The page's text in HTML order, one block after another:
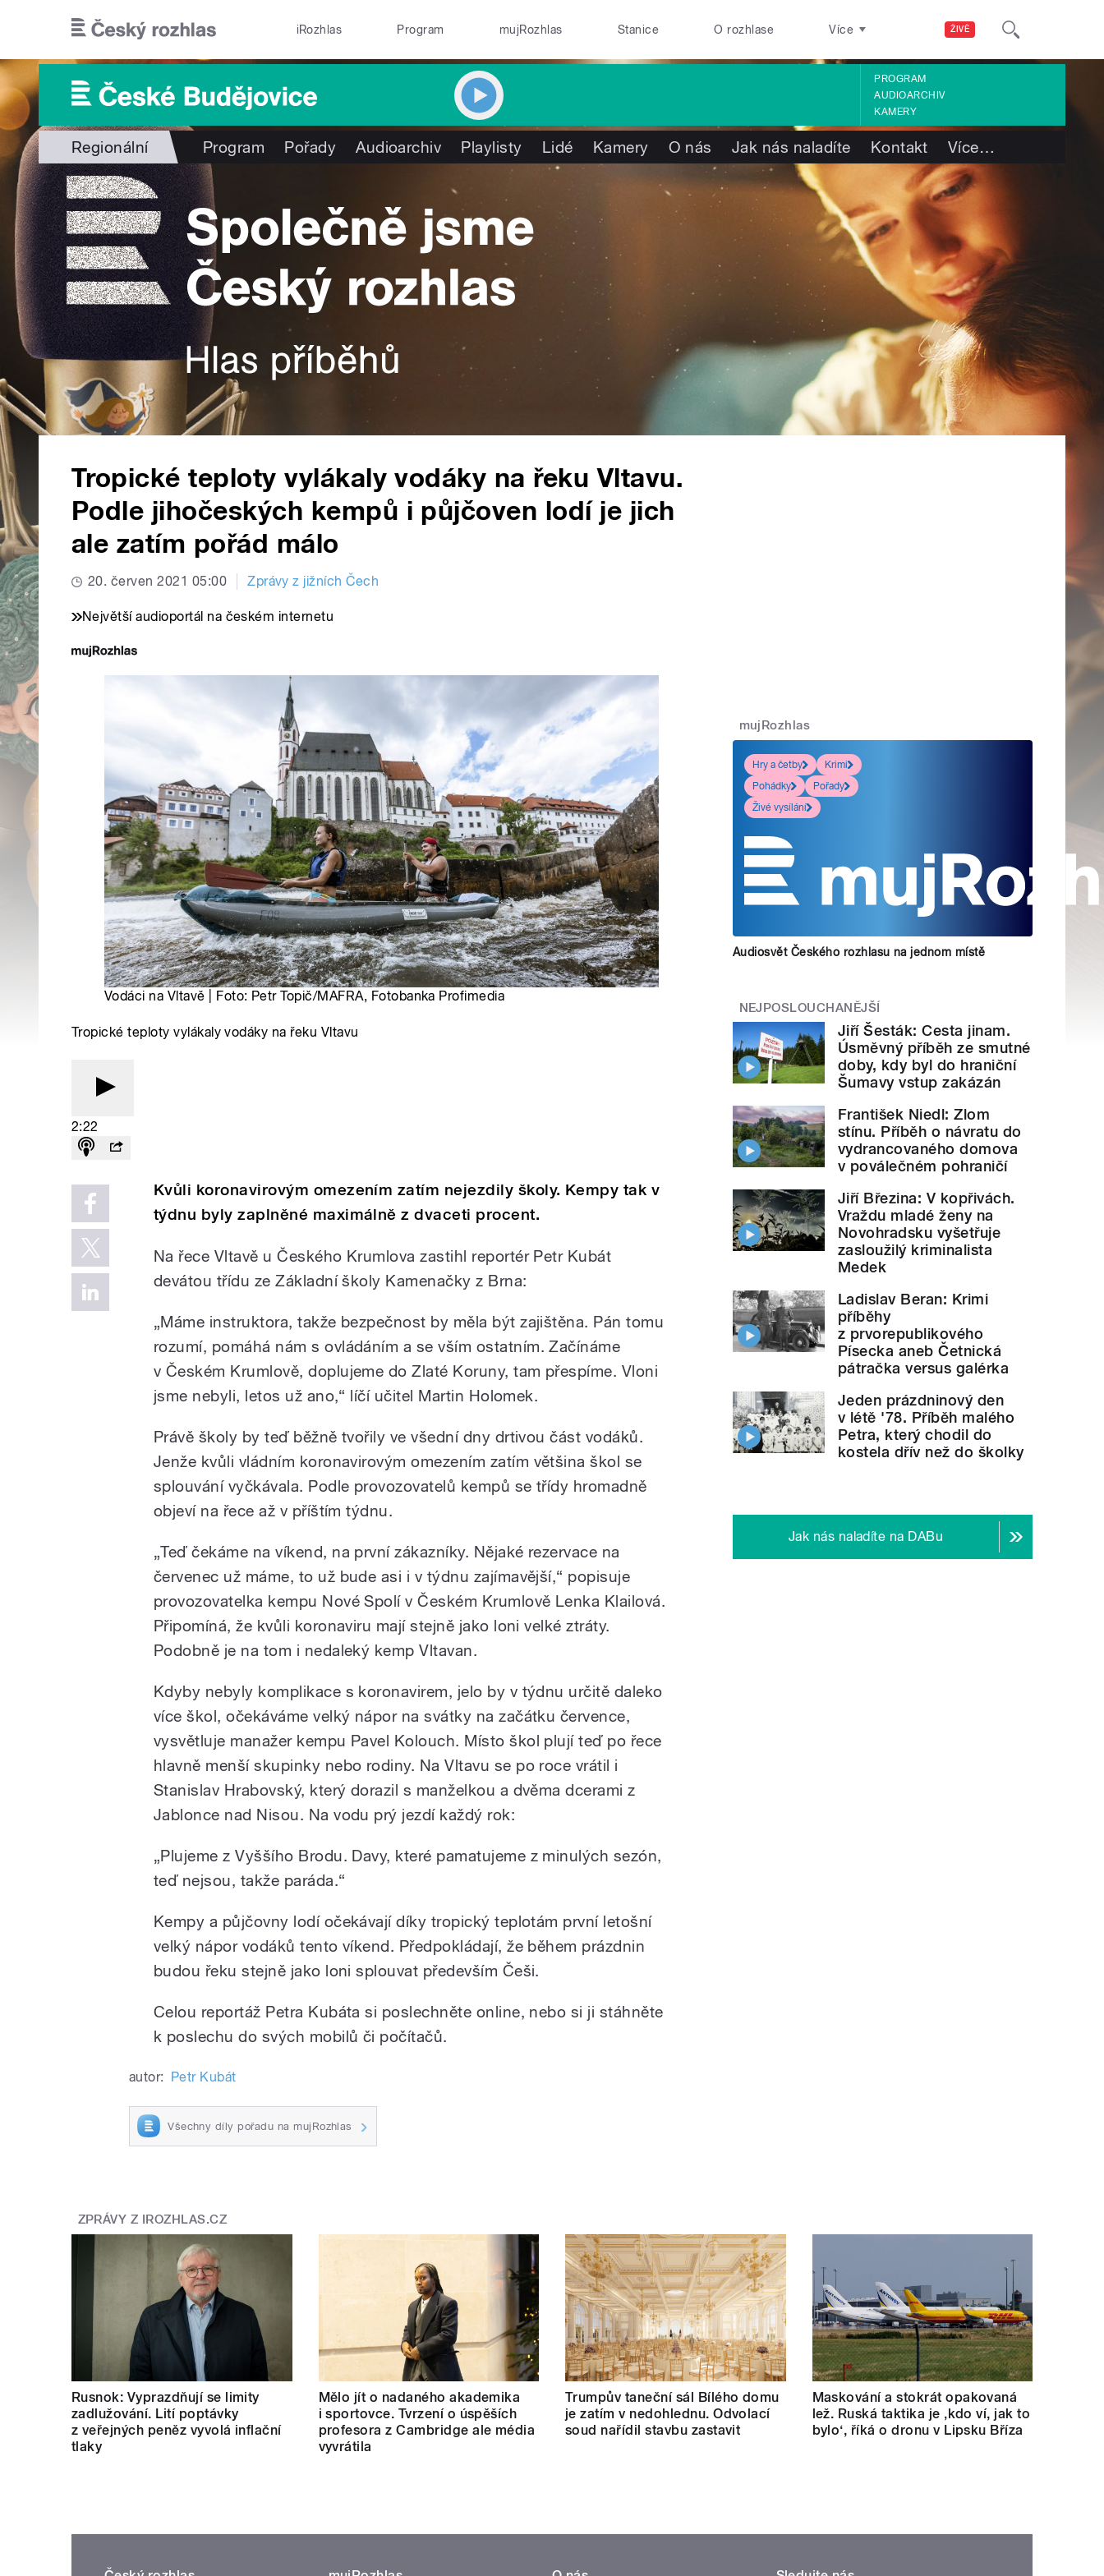
ŽIVĚ
iRozhlas Program mujRozhlas Stanice O rozhlase Více
PROGRAM
AUDIOARCHIV
KAMERY
Regionální Program Pořady Audioarchiv Playlisty Lidé Kamery O nás Jak nás naladíte Kontakt Více…
Tropické teploty vylákaly vodáky na řeku Vltavu.
Podle jihočeských kempů i půjčoven lodí je jich
ale zatím pořád málo
20. červen 2021 05:00 Zprávy z jižních Čech
Největší audioportál na českém internetu
Vodáci na Vltavě | Foto: Petr Topič/MAFRA, Fotobanka Profimedia
Tropické teploty vylákaly vodáky na řeku Vltavu
2:22
Kvůli koronavirovým omezením zatím nejezdily školy. Kempy tak v
týdnu byly zaplněné maximálně z dvaceti procent.
Na řece Vltavě u Českého Krumlova zastihl reportér Petr Kubát
devátou třídu ze Základní školy Kamenačky z Brna:
„Máme instruktora, takže bezpečnost by měla být zajištěna. Pán tomu
rozumí, pomáhá nám s ovládáním a se vším ostatním. Začínáme
v Českém Krumlově, doplujeme do Zlaté Koruny, tam přespíme. Vloni
jsme nebyli, letos už ano,“ líčí učitel Martin Holomek.
Právě školy by teď běžně tvořily ve všední dny drtivou část vodáků.
Jenže kvůli vládním koronavirovým omezením zatím většina škol se
splouvání vyčkávala. Podle provozovatelů kempů se třídy hromadně
objeví na řece až v příštím týdnu.
„Teď čekáme na víkend, na první zákazníky. Nějaké rezervace na
červenec už máme, to už bude asi i v týdnu zajímavější,“ popisuje
provozovatelka kempu Nové Spolí v Českém Krumlově Lenka Klailová.
Připomíná, že kvůli koronaviru mají stejně jako loni velké ztráty.
Podobně je na tom i nedaleký kemp Vltavan.
Kdyby nebyly komplikace s koronavirem, jelo by v týdnu určitě daleko
více škol, očekáváme velký nápor na svátky na začátku července,
vysvětluje manažer kempu Pavel Kolouch. Místo škol plují teď po řece
hlavně menší skupinky nebo rodiny. Na Vltavu se po roce vrátil i
Stanislav Hrabovský, který dorazil s manželkou a dvěma dcerami z
Jablonce nad Nisou. Na vodu prý jezdí každý rok:
„Plujeme z Vyššího Brodu. Davy, které pamatujeme z minulých sezón,
teď nejsou, takže paráda.“
Kempy a půjčovny lodí očekávají díky tropický teplotám první letošní
velký nápor vodáků tento víkend. Předpokládají, že během prázdnin
budou řeku stejně jako loni splouvat především Češi.
Celou reportáž Petra Kubáta si poslechněte online, nebo si ji stáhněte
k poslechu do svých mobilů či počítačů.
autor: Petr Kubát
Všechny díly pořadu na mujRozhlas
mujRozhlas
Hry a četby
Krimi
Pohádky
Pořady
Živé vysílání
Audiosvět Českého rozhlasu na jednom místě
NEJPOSLOUCHANĚJŠÍ
Jiří Šesták: Cesta jinam.
Úsměvný příběh ze smutné
doby, kdy byl do hraniční
Šumavy vstup zakázán
František Niedl: Zlom
stínu. Příběh o návratu do
vydrancovaného domova
v poválečném pohraničí
Jiří Březina: V kopřivách.
Vraždu mladé ženy na
Novohradsku vyšetřuje
zasloužilý kriminalista
Medek
Ladislav Beran: Krimi
příběhy
z prvorepublikového
Písecka aneb Četnická
pátračka versus galérka
Jeden prázdninový den
v létě '78. Příběh malého
Petra, který chodil do
kostela dřív než do školky
Jak nás naladíte na DABu
ZPRÁVY Z IROZHLAS.CZ
Rusnok: Vyprazdňují se limity
zadlužování. Lití poptávky
z veřejných peněz vyvolá inflační
tlaky
Mělo jít o nadaného akademika
i sportovce. Tvrzení o úspěších
profesora z Cambridge ale média
vyvrátila
Trumpův taneční sál Bílého domu
je zatím v nedohlednu. Odvolací
soud nařídil stavbu zastavit
Maskování a stokrát opakovaná
lež. Ruská taktika je ‚kdo ví, jak to
bylo‘, říká o dronu v Lipsku Bříza